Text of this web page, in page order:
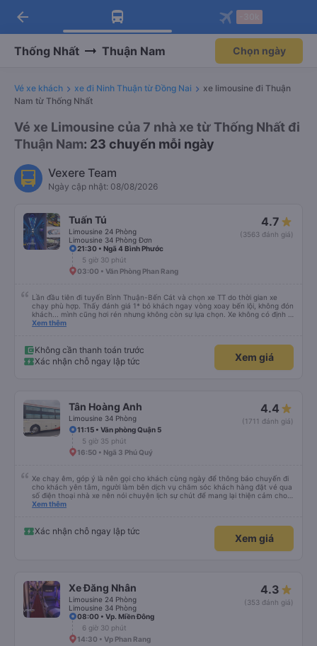
Tải app Vexere ngay!
Nhận ưu đãi thành viên độc
Mở app
Tải app Vexere
-30k/ghế khi đặt vé máy bay qua
Mở app
arrow_back
Thống Nhất Thuận Nam Chọn ngày
Vé xe khách xe đi Ninh Thuận từ Đồng Nai
xe limousine đi Thuận
Nam từ Thống Nhất
Vé xe Limousine của 7 nhà xe từ Thống Nhất đi
Thuận Nam: 23 chuyến mỗi ngày
Vexere Team
Ngày cập nhật: 08/08/2026
Tuấn Tú
Limousine 24 Phòng
Limousine 34 Phòng Đơn
4.7
(3563 đánh giá)
21:30 • Ngã 4 Bình Phước
5 giờ 30 phút
03:00 • Văn Phòng Phan Rang
Lần đầu tiên đi tuyến Bình Thuận-Bến Cát và chọn xe TT do thời gian xe
chạy phù hợp. Thấy đánh giá 1* bỏ khách ngay vòng xoay bến lội, không đón
khách... mình cũng hơi rén nhưng không còn sự lựa chọn. Xe không có định vị
nhưng chạy đúng giờ, lệch có vài phút. Tài xế, phụ xe thân thiện, trả khách
Xem thêm
Không cần thanh toán trước
Xác nhận chỗ ngay lập tức
Xem giá
Tân Hoàng Anh
Limousine 34 Phòng
4.4
(1711 đánh giá)
11:15 • Văn phòng Quận 5
5 giờ 35 phút
16:50 • Ngã 3 Phú Quý
Xe chạy êm, góp ý là nên gọi cho khách cùng ngày để thông báo chuyến đi
cho khách yên tâm, người làm bên dịch vụ chăm sóc khách hàng đặt vé qua
số điện thoại nhà xe nên nói chuyện lịch sự chút để mang lại thiện cảm cho
khách hàng
Xem thêm
Xác nhận chỗ ngay lập tức
Xem giá
Xe Đăng Nhân
Limousine 24 Phòng
Limousine 34 Phòng
4.3
(353 đánh giá)
08:00 • Vp. Miền Đông
6 giờ 30 phút
14:30 • Vp Phan Rang